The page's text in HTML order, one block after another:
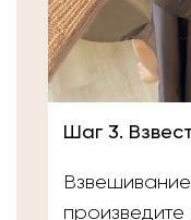
Шаг 3.
произведите